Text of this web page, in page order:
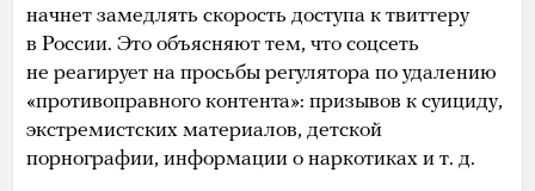
начнет замедлять скорость доступа к твиттеру
в России. Это объясняют тем, что соцсеть
не реагирует на просьбы регулятора по удалению
«противоправного контента»: призывов к суициду,
экстремистских материалов, детской
порнографии, информации о наркотиках и т. д.